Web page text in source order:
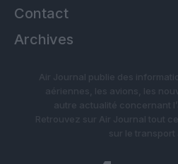
Contact
Archives